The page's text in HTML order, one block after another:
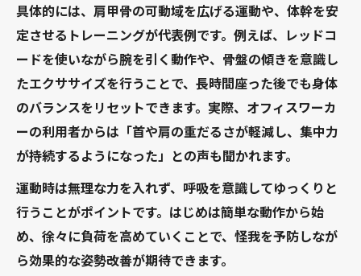
具体的には、肩甲骨の可動域を広げる運動や、体幹を安
定させるトレーニングが代表例です。例えば、レッドコ
ードを使いながら腕を引く動作や、骨盤の傾きを意識し
たエクササイズを行うことで、長時間座った後でも身体
のバランスをリセットできます。実際、オフィスワーカ
ーの利用者からは「首や肩の重だるさが軽減し、集中力
が持続するようになった」との声も聞かれます。
運動時は無理な力を入れず、呼吸を意識してゆっくりと
行うことがポイントです。はじめは簡単な動作から始
め、徐々に負荷を高めていくことで、怪我を予防しなが
ら効果的な姿勢改善が期待できます。